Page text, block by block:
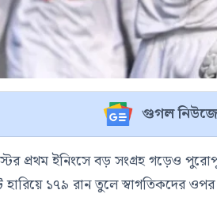
গুগল
প্রথম ইনিংসে বড় সংগ্রহ গড়েও
১৭৯ রান তুলে স্বাগতিকদের